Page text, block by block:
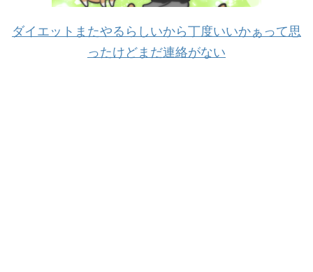
ダイエットまたやるらしいから丁度いいかぁって思
ったけどまだ連絡がない